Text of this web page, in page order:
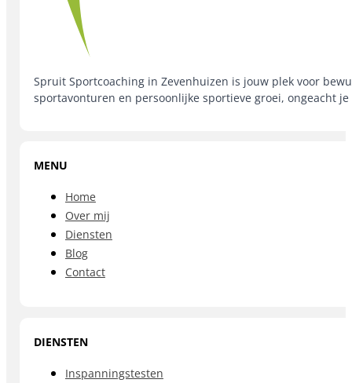
Spruit Sportcoaching in Zevenhuizen is jouw plek voor
sportavonturen en persoonlijke sportieve groei, ongeacht je
MENU
Home
Over mij
Diensten
Blog
Contact
DIENSTEN
Inspanningstesten